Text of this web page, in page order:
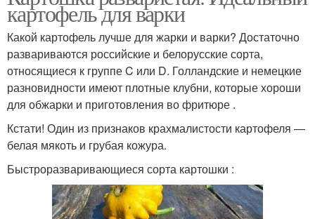
картофель для варки
Какой картофель лучше для жарки и варки? Достаточно
развариваются российские и белорусские сорта,
относящиеся к группе C или D. Голландские и немецкие
разновидности имеют плотные клубни, которые хороши
для обжарки и приготовления во фритюре .
Кстати! Один из признаков крахмалистости картофеля —
белая мякоть и грубая кожура.
Быстроразваривающиеся сорта картошки :